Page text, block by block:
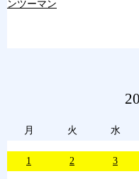
ンツーマン
月 火 水
1 2 3